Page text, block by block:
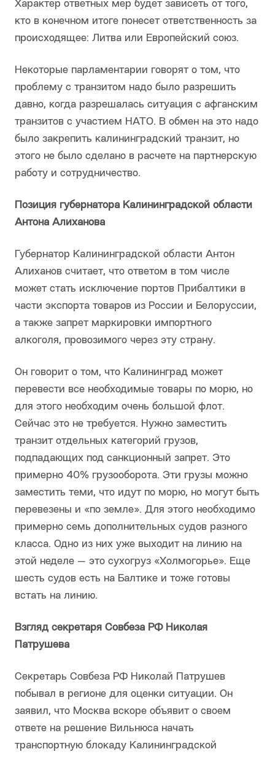
Характер ответных мер будет зависеть от того,
кто в конечном итоге понесет ответственность за
происходящее: Литва или Европейский союз.
Некоторые парламентарии говорят о том, что
проблему с транзитом надо было разрешить
давно, когда разрешалась ситуация с афганским
транзитов с участием НАТО. В обмен на это надо
было закрепить калининградский транзит, но
этого не было сделано в расчете на партнерскую
работу и сотрудничество.
Позиция губернатора Калининградской области
Антона Алиханова
Губернатор Калининградской области Антон
Алиханов считает, что ответом в том числе
может стать исключение портов Прибалтики в
части экспорта товаров из России и Белоруссии,
а также запрет маркировки импортного
алкоголя, провозимого через эту страну.
Он говорит о том, что Калининград может
перевести все необходимые товары по морю, но
для этого необходим очень большой флот.
Сейчас это не требуется. Нужно заместить
транзит отдельных категорий грузов,
подпадающих под санкционный запрет. Это
примерно 40% грузооборота. Эти грузы можно
заместить теми, что идут по морю, но могут быть
перевезены и «по земле». Для этого необходимо
примерно семь дополнительных судов разного
класса. Одно из них уже выходит на линию на
этой неделе — это сухогруз «Холмогорье». Еще
шесть судов есть на Балтике и тоже готовы
встать на линию.
Взгляд секретаря Совбеза РФ Николая
Патрушева
Секретарь Совбеза РФ Николай Патрушев
побывал в регионе для оценки ситуации. Он
заявил, что Москва вскоре объявит о своем
ответе на решение Вильнюса начать
транспортную блокаду Калининградской